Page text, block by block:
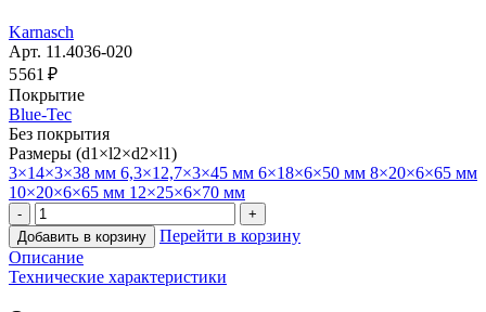
Karnasch
Арт. 11.4036-020
5 561 ₽
Покрытие
Blue-Tec
Без покрытия
Размеры (d1×l2×d2×l1)
3×14×3×38 мм 6,3×12,7×3×45 мм 6×18×6×50 мм 8×20×6×65 мм
10×20×6×65 мм 12×25×6×70 мм
Добавить в корзину
Перейти в корзину
Описание
Технические характеристики